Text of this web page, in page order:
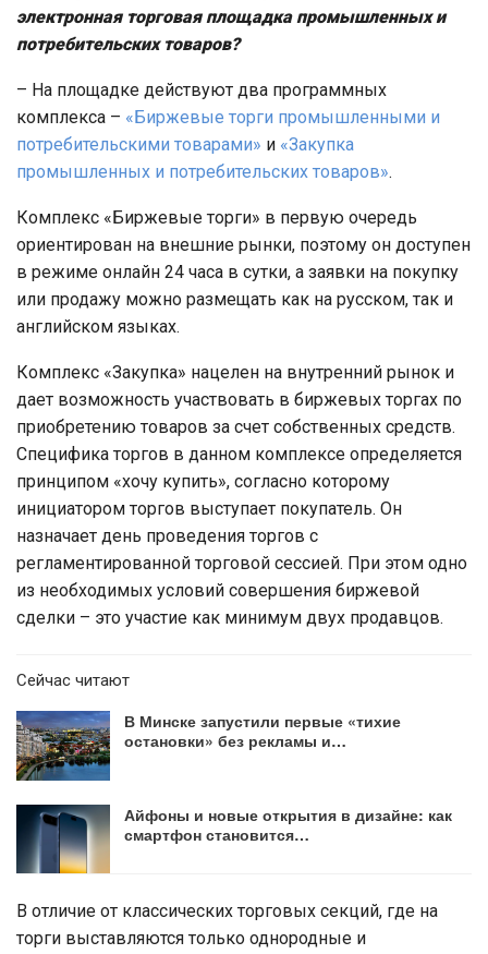
электронная торговая площадка промышленных и
потребительских товаров?
– На площадке действуют два программных
комплекса – «Биржевые торги промышленными и
потребительскими товарами» и «Закупка
промышленных и потребительских товаров».
Комплекс «Биржевые торги» в первую очередь
ориентирован на внешние рынки, поэтому он доступен
в режиме онлайн 24 часа в сутки, а заявки на покупку
или продажу можно размещать как на русском, так и
английском языках.
Комплекс «Закупка» нацелен на внутренний рынок и
дает возможность участвовать в биржевых торгах по
приобретению товаров за счет собственных средств.
Специфика торгов в данном комплексе определяется
принципом «хочу купить», согласно которому
инициатором торгов выступает покупатель. Он
назначает день проведения торгов с
регламентированной торговой сессией. При этом одно
из необходимых условий совершения биржевой
сделки – это участие как минимум двух продавцов.
Сейчас читают
В Минске запустили первые «тихие
остановки» без рекламы и…
Айфоны и новые открытия в дизайне: как
смартфон становится…
В отличие от классических торговых секций, где на
торги выставляются только однородные и